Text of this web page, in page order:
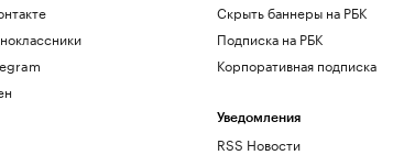
Скрыть баннеры на РБК
Подписка на РБК
Корпоративная подписка
Уведомления
RSS Новости